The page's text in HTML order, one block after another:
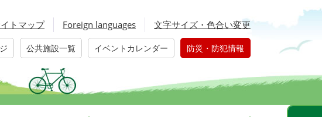
トマップ Foreign languages 文字サイズ・色合い変更
公共施設一覧 イベントカレンダー 防災・防犯情報